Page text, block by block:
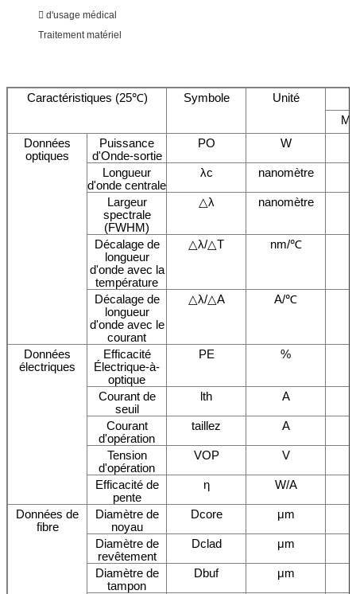
 d'usage médical
Traitement matériel
Caractéristiques (25℃) Symbole
Unité
Données
optiques
Puissance
d'Onde-sortie
PO W
Longueur
d'onde centrale
λc nanomètre
Largeur
spectrale
(FWHM)
△λ nanomètre
Décalage de
longueur
d'onde avec la
température
△λ/△T nm/℃
Décalage de
longueur
d'onde avec le
courant
△λ/△A A/℃
Données
électriques
Efficacité
Électrique-à-
optique
PE %
Courant de
seuil
lth A
Courant
d'opération
taillez A
Tension
d'opération
VOP V
Efficacité de
pente
η W/A
Données de
fibre
Diamètre de
noyau
Dcore μm
Diamètre de
revêtement
Dclad μm
Diamètre de
tampon
Dbuf μm